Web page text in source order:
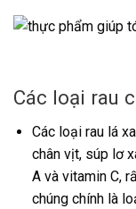
Các loại rau
Các loại rau lá
chân vịt, súp lơ
A và vitamin C,
chúng chính là